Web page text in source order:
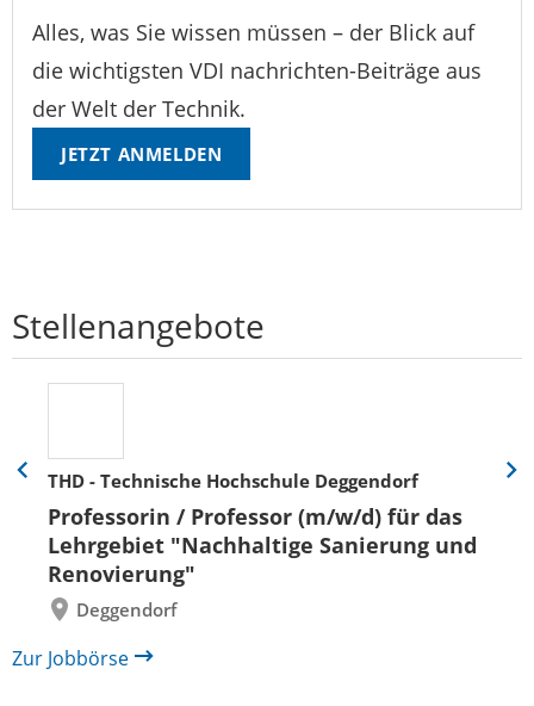
Alles, was Sie wissen müssen – der Blick auf
die wichtigsten VDI nachrichten-Beiträge aus
der Welt der Technik.
JETZT ANMELDEN
Stellenangebote
THD - Technische Hochschule Deggendorf
Professorin / Professor (m/w/d) für das
Lehrgebiet "Nachhaltige Sanierung und
Renovierung"
Deggendorf
Eine
zurück
Eine
Zur Jobbörse